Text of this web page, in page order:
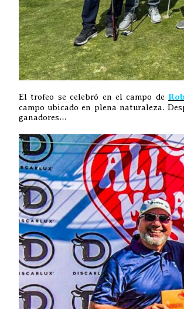
El trofeo se celebró en el campo de
campo ubicado en plena naturaleza.
ganadores…